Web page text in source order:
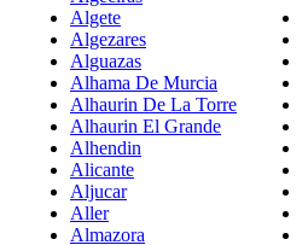
Algete
Algezares
Alguazas
Alhama De Murcia
Alhaurin De La Torre
Alhaurin El Grande
Alhendin
Alicante
Aljucar
Aller
Almazora